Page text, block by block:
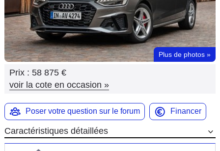
Services
Forum
Moto
Marques
Plus de photos »
Prix : 58 875 €
voir la cote en occasion »
Poser votre question sur le forum Financer
Caractéristiques détaillées